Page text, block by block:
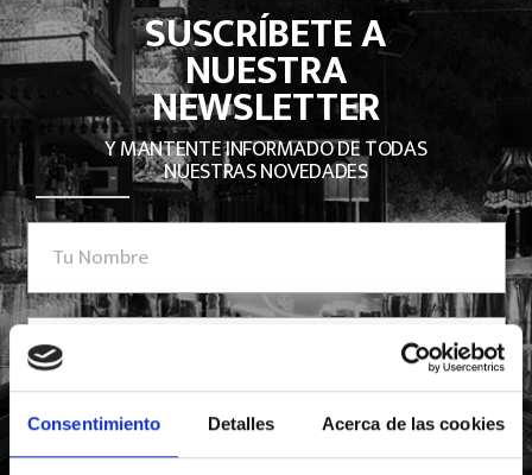
Consentimiento Detalles Acerca de las cookies
SUSCRÍBETE A
NUESTRA
NEWSLETTER
Y MANTENTE INFORMADO DE TODAS
NUESTRAS NOVEDADES